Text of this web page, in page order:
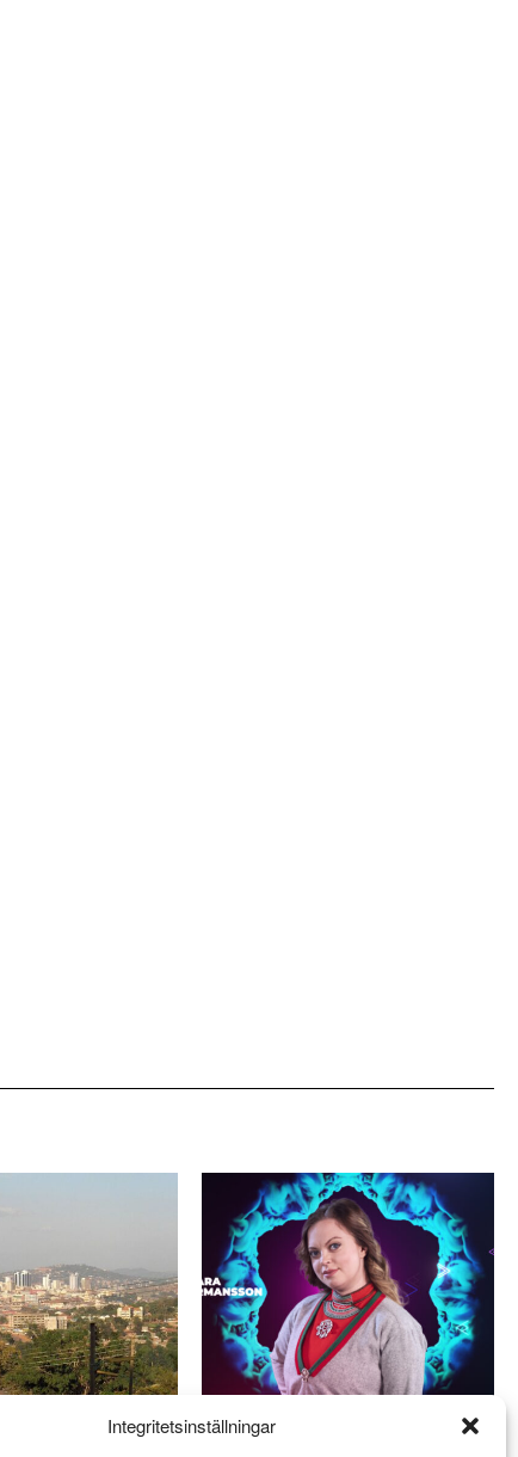
IntegritetsinställningarSaara Hermansson vill lyfta